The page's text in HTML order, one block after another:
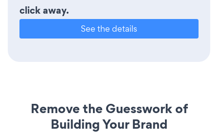
click away.
See the details
Remove the Guesswork of
Building Your Brand